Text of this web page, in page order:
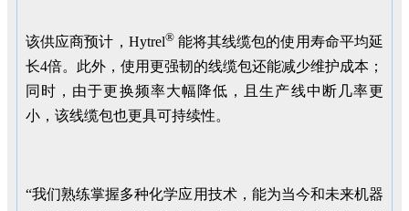
该供应商预计，Hytrel®能将其线缆包的使用寿命平均延
长4倍。此外，使用更强韧的线缆包还能减少维护成本；
同时，由于更换频率大幅降低，且生产线中断几率更
小，该线缆包也更具可持续性。
“我们熟练掌握多种化学应用技术，能为当今和未来机器